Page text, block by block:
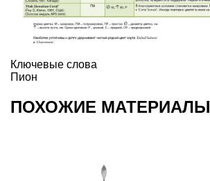
Ключевые слова
Пион
ПОХОЖИЕ МАТЕРИАЛЫ